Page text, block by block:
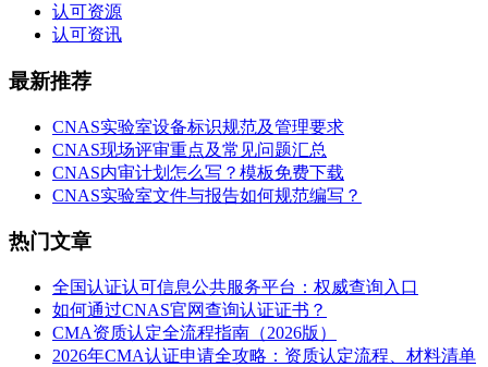
认可资源
认可资讯
最新推荐
CNAS实验室设备标识规范及管理要求
CNAS现场评审重点及常见问题汇总
CNAS内审计划怎么写？模板免费下载
CNAS实验室文件与报告如何规范编写？
热门文章
全国认证认可信息公共服务平台：权威查询入口
如何通过CNAS官网查询认证证书？
CMA资质认定全流程指南（2026版）
2026年CMA认证申请全攻略：资质认定流程、材料清单